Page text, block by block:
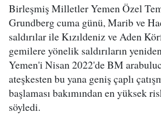
Birleşmiş Milletler Yemen Özel
Grundberg cuma günü, Marib ve
saldırılar ile Kızıldeniz ve Aden
gemilere yönelik saldırıların
Yemen'i Nisan 2022'de BM
ateşkesten bu yana geniş çaplı
başlaması bakımından en yüksek
söyledi.